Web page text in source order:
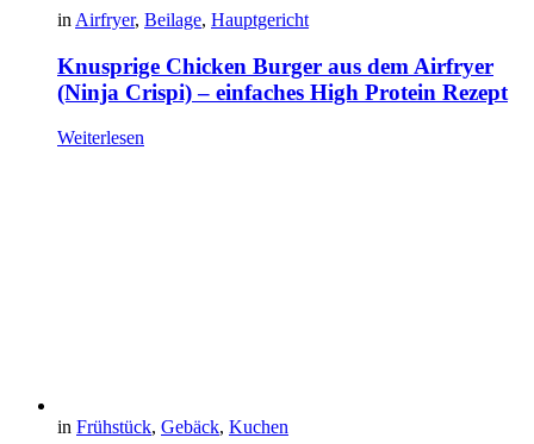
in Airfryer, Beilage, Hauptgericht
Knusprige Chicken Burger aus dem Airfryer
(Ninja Crispi) – einfaches High Protein Rezept
Weiterlesen
in Frühstück, Gebäck, Kuchen